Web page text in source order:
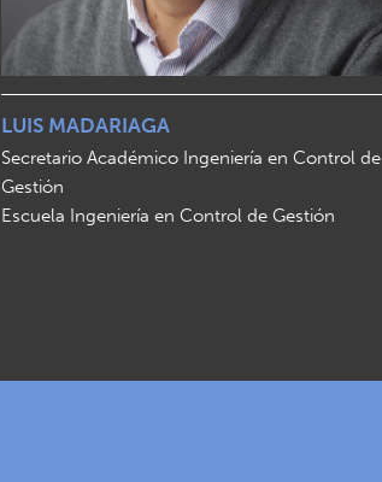
LUIS MADARIAGA
Secretario Académico Ingeniería en Control de
Gestión
Escuela Ingeniería en Control de Gestión